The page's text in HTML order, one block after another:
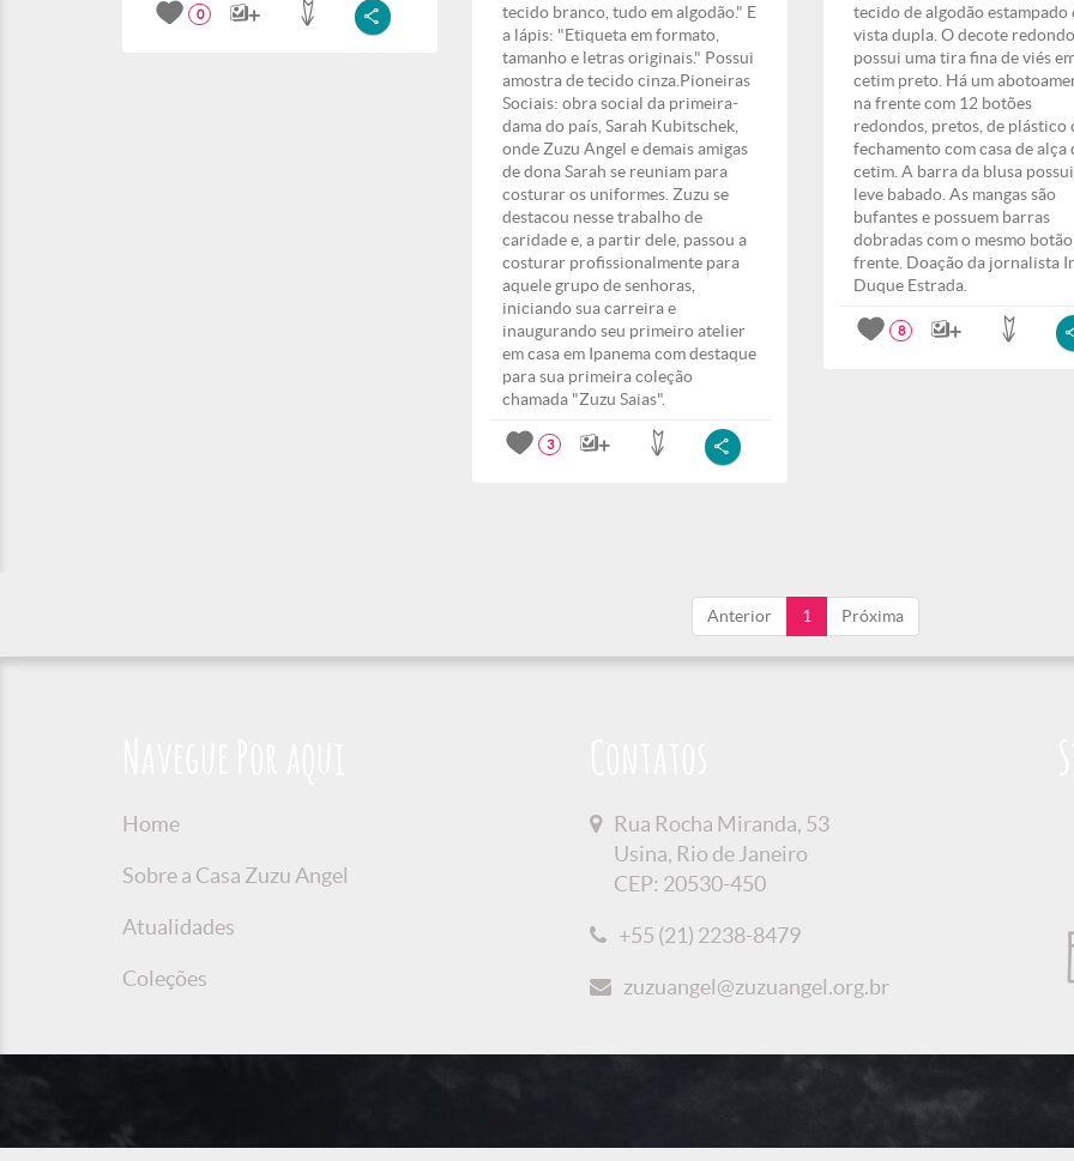
0
tecido branco, tudo em algodão." E
a lápis: "Etiqueta em formato,
tamanho e letras originais." Possui
amostra de tecido cinza.Pioneiras
Sociais: obra social da primeira-
dama do país, Sarah Kubitschek,
onde Zuzu Angel e demais amigas
de dona Sarah se reuniam para
costurar os uniformes. Zuzu se
destacou nesse trabalho de
caridade e, a partir dele, passou a
costurar profissionalmente para
aquele grupo de senhoras,
iniciando sua carreira e
inaugurando seu primeiro atelier
em casa em Ipanema com destaque
para sua primeira coleção
chamada "Zuzu Saias".
3
tecido de algodão estampado
vista dupla. O decote redondo
possui uma tira fina de viés
cetim preto. Há um
na frente com 12 botões
redondos, pretos, de plástico
fechamento com casa de alça
cetim. A barra da blusa
leve babado. As mangas são
bufantes e possuem barras
dobradas com o mesmo
frente. Doação da jornalista
Duque Estrada.
8
Anterior 1 Próxima
Home
Sobre a Casa Zuzu Angel
Atualidades
Coleções
Rua Rocha Miranda, 53
Usina, Rio de Janeiro
CEP: 20530-450
+55 (21) 2238-8479
zuzuangel@zuzuangel.org.br